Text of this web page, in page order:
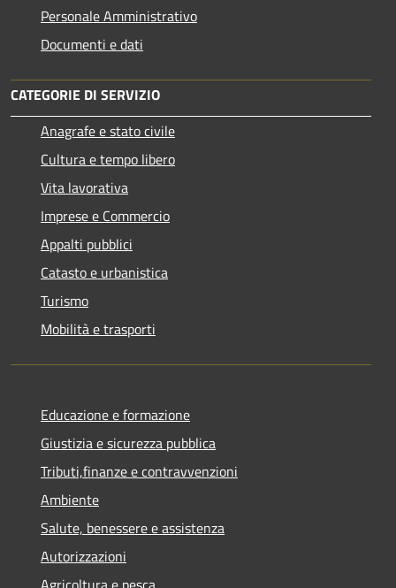
Personale Amministrativo
Documenti e dati
CATEGORIE DI SERVIZIO
Anagrafe e stato civile
Cultura e tempo libero
Vita lavorativa
Imprese e Commercio
Appalti pubblici
Catasto e urbanistica
Turismo
Mobilità e trasporti
Educazione e formazione
Giustizia e sicurezza pubblica
Tributi,finanze e contravvenzioni
Ambiente
Salute, benessere e assistenza
Autorizzazioni